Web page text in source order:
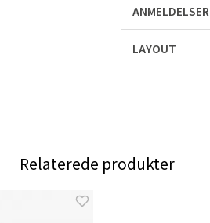
ANMELDELSER
LAYOUT
Relaterede produkter